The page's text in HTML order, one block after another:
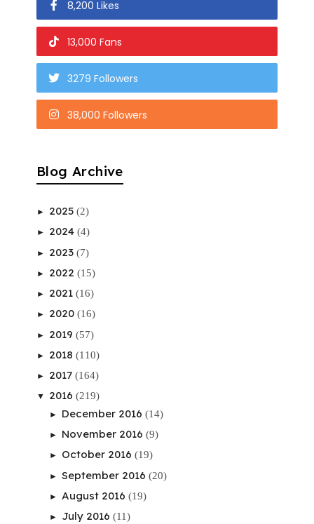
8,200 Likes
13,000 Fans
3279 Followers
38,000 Followers
Blog Archive
► 2025 (2)
► 2024 (4)
► 2023 (7)
► 2022 (15)
► 2021 (16)
► 2020 (16)
► 2019 (57)
► 2018 (110)
► 2017 (164)
▼ 2016 (219)
► December 2016 (14)
► November 2016 (9)
► October 2016 (19)
► September 2016 (20)
► August 2016 (19)
► July 2016 (11)